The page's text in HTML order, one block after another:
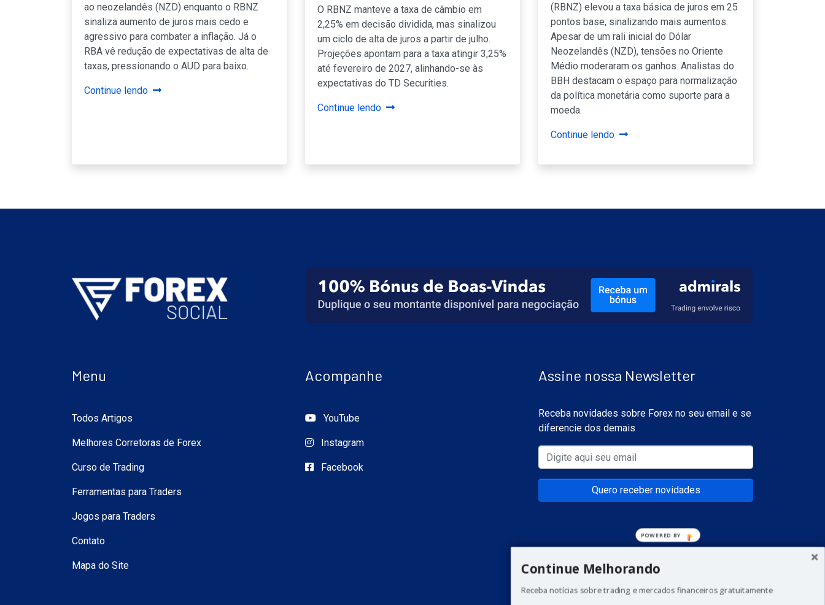
ao neozelandês (NZD) enquanto o RBNZ
sinaliza aumento de juros mais cedo e
agressivo para combater a inflação. Já o
RBA vê redução de expectativas de alta de
taxas, pressionando o AUD para baixo.
Continue lendo
O RBNZ manteve a taxa de câmbio em
2,25% em decisão dividida, mas sinalizou
um ciclo de alta de juros a partir de julho.
Projeções apontam para a taxa atingir 3,25%
até fevereiro de 2027, alinhando-se às
expectativas do TD Securities.
Continue lendo
(RBNZ) elevou a taxa básica de juros em 25
pontos base, sinalizando mais aumentos.
Apesar de um rali inicial do Dólar
Neozelandês (NZD), tensões no Oriente
Médio moderaram os ganhos. Analistas do
BBH destacam o espaço para normalização
da política monetária como suporte para a
moeda.
Continue lendo
Menu
Todos Artigos
Melhores Corretoras de Forex
Curso de Trading
Ferramentas para Traders
Jogos para Traders
Contato
Mapa do Site
Acompanhe
YouTube
Instagram
Facebook
Assine nossa Newsletter
Receba novidades sobre Forex no seu email e se
diferencie dos demais
Quero receber novidades
Continue Melhorando
Receba notícias sobre trading e mercados financeiros gratuitamente